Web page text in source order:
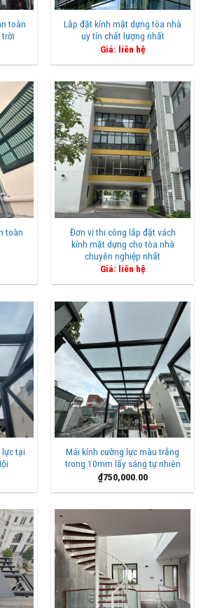
toàn
trời
Lắp đặt kính mặt dựng tòa nhà
uy tín chất lượng nhất
Giá: liên hệ
toàn
Đơn vị thi công lắp đặt vách
kính mặt dựng cho tòa nhà
chuyên nghiệp nhất
Giá: liên hệ
lực tại
Mái kính cường lực màu trắng
trong 10mm lấy sáng tự nhiên
₫750,000.00